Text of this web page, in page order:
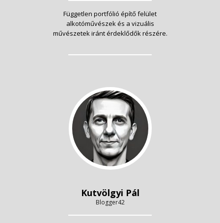
Független portfólió építő felület
alkotóművészek és a vizuális
művészetek iránt érdeklődők részére.
Kutvölgyi Pál
Blogger42